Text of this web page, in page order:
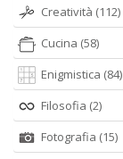
Creatività (112)
Cucina (58)
Enigmistica (84)
Filosofia (2)
Fotografia (15)